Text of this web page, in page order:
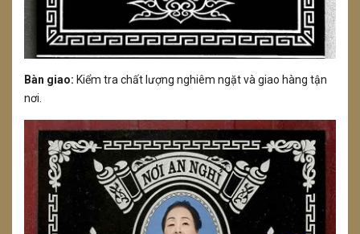
Bàn giao: Kiểm tra chất lượng nghiêm ngặt và giao hàng tận
nơi.